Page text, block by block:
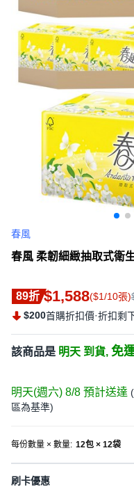
春風
春風 柔韌細緻抽取式衛
89折 $1,588($1/10張)
$200首購折扣價·折扣剩
該商品是 明天 到貨, 免
明天(週六) 8/8 預計送達 (
區為基準)
每份數量 × 數量: 12包 × 12袋
刷卡優惠